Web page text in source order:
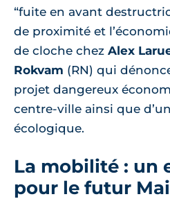
“fuite en avant
de proximité et
de cloche chez Alex
Rokvam (RN) qui
projet dangereux
centre-ville ainsi que
écologique.
La mobilité : un
pour le futur